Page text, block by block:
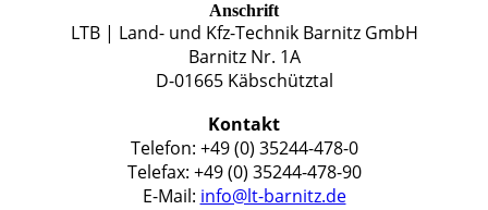
Anschrift
LTB | Land- und Kfz-Technik Barnitz GmbH
Barnitz Nr. 1A
D-01665 Käbschütztal
Kontakt
Telefon: +49 (0) 35244-478-0
Telefax: +49 (0) 35244-478-90
E-Mail: info@lt-barnitz.de